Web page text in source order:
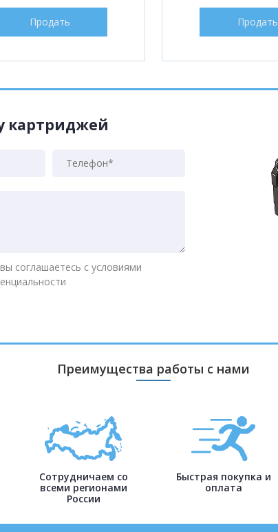
Продать Продать
картриджей
соглашаетесь с условиями
Преимущества работы с нами
Сотрудничаем со
всеми регионами
России
Быстрая покупка и
оплата